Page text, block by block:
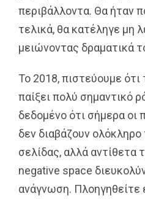
περιβάλλοντα. Θα ήταν
τελικά, θα κατέληγε μη
μειώνοντας δραματικά
Το 2018, πιστεύουμε
παίξει πολύ σημαντικό
δεδομένο ότι σήμερα οι
δεν διαβάζουν ολόκληρο
σελίδας, αλλά αντίθετα
negative space
ανάγνωση. Πλοηγηθείτε